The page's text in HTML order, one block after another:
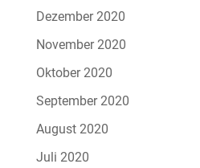
Dezember 2020
November 2020
Oktober 2020
September 2020
August 2020
Juli 2020